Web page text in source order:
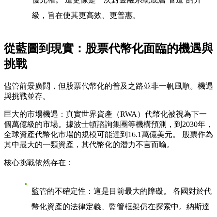
級，旨在使其更高效、更普惠。
從藍圖到現實：股票代幣化面臨的機遇與
挑戰
儘管前景廣闊，但股票代幣化的普及之路並非一帆風順。機遇
與挑戰並存。
巨大的市場機遇 ：真實世界資產（RWA）代幣化被視為下一
個萬億級的市場。據波士頓諮詢集團等機構預測，到2030年，
全球資產代幣化市場的規模可能達到16.1萬億美元。 股票作為
其中最大的一類資產，其代幣化的潛力不言而喻。
核心挑戰依然存在 ：
監管的不確定性 ：這是目前最大的障礙。 各國對於代
幣化資產的法律定義、監管框架仍在探索中。納斯達